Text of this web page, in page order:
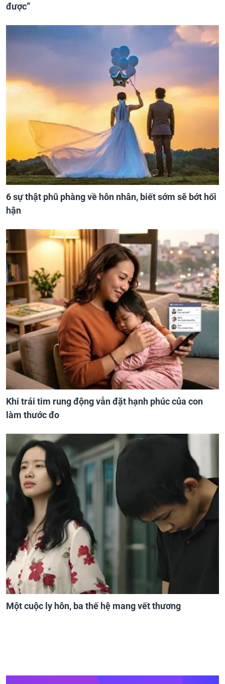
được”
6 sự thật phũ phàng về hôn nhân, biết sớm sẽ bớt hối
hận
Khi trái tim rung động vẫn đặt hạnh phúc của con
làm thước đo
Một cuộc ly hôn, ba thế hệ mang vết thương